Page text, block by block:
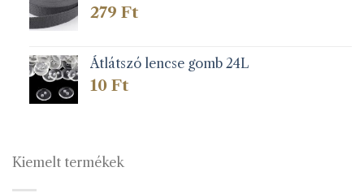
279 Ft
Átlátszó lencse gomb 24L
10 Ft
Kiemelt termékek